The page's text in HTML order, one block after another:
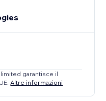
garantisce il
Altre informazioni